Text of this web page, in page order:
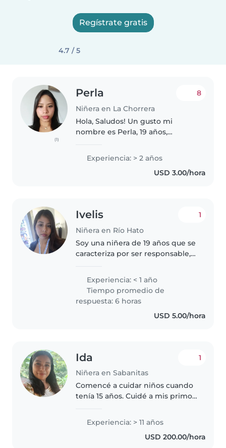
Regístrate gratis
4.7 / 5
(1)
Perla
Niñera en La Chorrera
8
Hola, Saludos! Un gusto mi
nombre es Perla, 19 años,
con el cuidado de tu pequeño.
Experiencia: > 2 años
USD 3.00/hora
Ivelis
Niñera en Río Hato
1
Soy una niñera de 19 años que se
caracteriza por ser responsable,
de niños sin realizar tareas del
hogar, estoy segura..
Experiencia: < 1 año
Tiempo promedio de
respuesta: 6 horas
USD 5.00/hora
Ida
Niñera en Sabanitas
1
Comencé a cuidar niños cuando
tenía 15 años. Cuidé a mis primos,
hijos de . En mi tiempo libre me
gustaría volver a cuidar niños,
porque disfruto trabajar..
Experiencia: > 11 años
USD 200.00/hora